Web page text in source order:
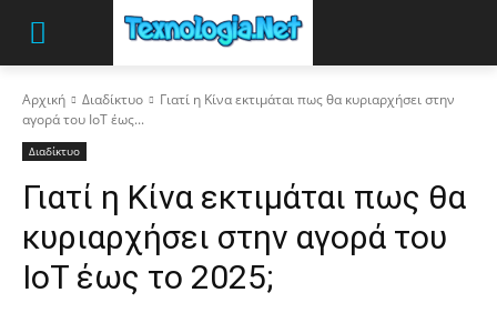
Αρχική Διαδίκτυο
Γιατί η Κίνα εκτιμάται πως θα κυριαρχήσει στην
αγορά του IoT έως...
Διαδίκτυο
Γιατί η Κίνα εκτιμάται πως θα
κυριαρχήσει στην αγορά του
IoT έως το 2025;